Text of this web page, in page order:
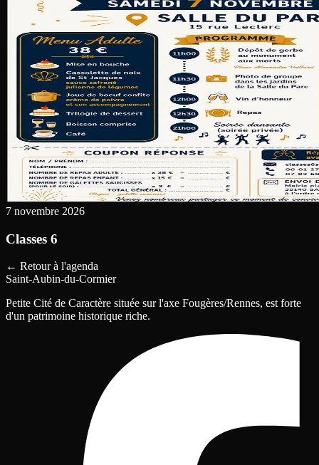
7 novembre 2026
Classes 6
← Retour à l'agenda
Saint-Aubin-du-Cormier
Petite Cité de Caractère située sur l'axe Fougères/Rennes, est forte
d'un patrimoine historique riche.